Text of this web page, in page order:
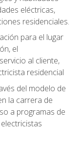
eléctricas,
residenciales.
para el lugar
el
al cliente,
residencial
del modelo de
la carrera de
a programas de